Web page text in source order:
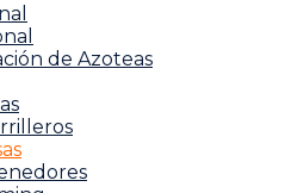
de Azoteas